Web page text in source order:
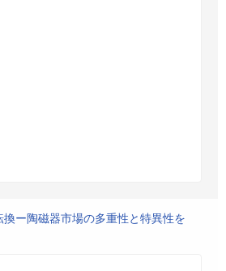
換ー陶磁器市場の多重性と特異性を